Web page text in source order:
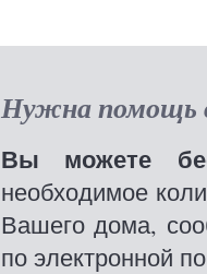
Нужна помощь
Вы можете
необходимое
Вашего дома,
по электронной